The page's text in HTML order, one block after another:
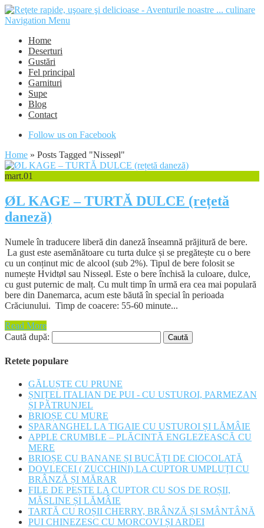
Navigation Menu
Home
Deserturi
Gustări
Fel principal
Garnituri
Supe
Blog
Contact
Follow us on Facebook
Home » Posts Tagged "Nisseøl"
mart.01
ØL KAGE – TURTĂ DULCE (rețetă
daneză)
Numele în traducere liberă din daneză înseamnă prăjitură de bere.
La gust este asemănătoare cu turta dulce și se pregătește cu o bere
cu un conținut mic de alcool (sub 2%). Tipul de bere folosit se
numește Hvidtøl sau Nisseøl. Este o bere închisă la culoare, dulce,
cu gust puternic de malț. Cu mult timp în urmă era cea mai populară
bere din Danemarca, acum este băută în special în perioada
Crăciunului. Timp de coacere: 55-60 minute...
Read More
Caută după:
Retete populare
GĂLUȘTE CU PRUNE
ȘNIȚEL ITALIAN DE PUI - CU USTUROI, PARMEZAN
ȘI PĂTRUNJEL
BRIOȘE CU MURE
SPARANGHEL LA TIGAIE CU USTUROI ȘI LĂMÂIE
APPLE CRUMBLE – PLĂCINTĂ ENGLEZEASCĂ CU
MERE
BRIOȘE CU BANANE ȘI BUCĂȚI DE CIOCOLATĂ
DOVLECEI ( ZUCCHINI) LA CUPTOR UMPLUȚI CU
BRÂNZĂ ȘI MĂRAR
FILE DE PEȘTE LA CUPTOR CU SOS DE ROȘII,
MĂSLINE ȘI LĂMÂIE
TARTĂ CU ROȘII CHERRY, BRÂNZĂ ȘI SMÂNTÂNĂ
PUI CHINEZESC CU MORCOVI ȘI ARDEI